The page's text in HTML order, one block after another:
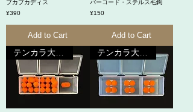
プカプカディス
Price
¥390
Add to Cart
バーコード・ステルス毛鉤
Price
¥150
Add to Cart
テンカラ大王と共同開発